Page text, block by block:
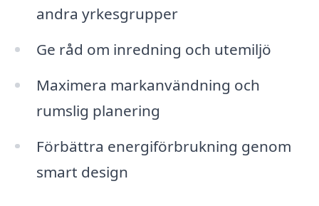
andra yrkesgrupper
Ge råd om inredning och utemiljö
Maximera markanvändning och
rumslig planering
Förbättra energiförbrukning genom
smart design